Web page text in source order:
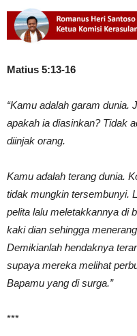
Matius 5:13-16
“Kamu adalah garam dunia.
apakah ia diasinkan? Tidak
diinjak orang.
Kamu adalah terang dunia.
tidak mungkin tersembunyi.
pelita lalu meletakkannya di
kaki dian sehingga
Demikianlah hendaknya
supaya mereka melihat
Bapamu yang di surga.”
***